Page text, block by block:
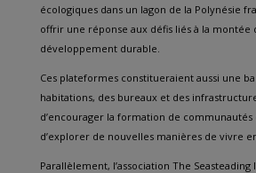
écologiques dans un lagon de la Polynésie
offrir une réponse aux défis liés à la montée
développement durable.
Ces plateformes constitueraient aussi une
habitations, des bureaux et des
d’encourager la formation de
d’explorer de nouvelles manières de vivre
Parallèlement, l’association The